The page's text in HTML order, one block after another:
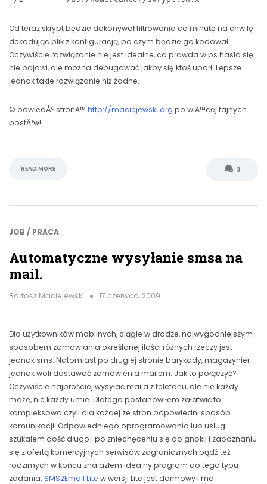
Od teraz skrypt będzie dokonywał filtrowania co minutę na chwilę
dekodując plik z konfiguracją, po czym będzie go kodował.
Oczywiście rozwiązanie nie jest idealne, co prawda w ps hasło się
nie pojawi, ale można debugować jakby się ktoś uparł. Lepsze
jednak takie rozwiązanie niż żadne.
© odwiedÅº stronÄ™ http://maciejewski.org po wiÄ™cej fajnych
postÃ³w!
READ MORE 3
JOB / PRACA
Automatyczne wysyłanie smsa na
mail.
Bartosz Maciejewski 17 czerwca, 2009
Dla użytkowników mobilnych, ciągle w drodze, najwygodniejszym
sposobem zamawiania określonej ilości różnych rzeczy jest
jednak sms. Natomiast po drugiej stronie barykady, magazynier
jednak woli dostawać zamówienia mailem. Jak to połączyć?
Oczywiście najprościej wysyłać maila z telefonu, ale nie każdy
może, nie każdy umie. Dlatego postanowiłem załatwić to
kompleksowo czyli dla każdej ze stron odpowiedni sposób
komunikacji. Odpowiedniego oprogramowania lub usługi
szukałem dość długo i po zniechęceniu się do gnokii i zapoznaniu
się z ofertą komercyjnych serwisów zagranicznych bądź też
rodzimych w końcu znalazłem idealny program do tego typu
zadania. SMS2Email Lite w wersji Lite jest darmowy i ma